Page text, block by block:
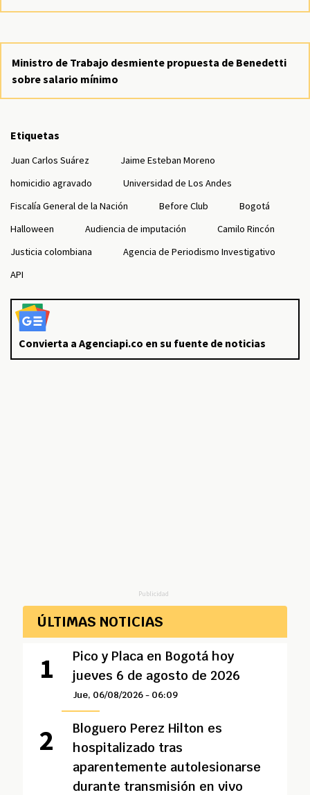
Ministro de Trabajo desmiente propuesta de Benedetti
sobre salario mínimo
Etiquetas
Juan Carlos Suárez
Jaime Esteban Moreno
homicidio agravado
Universidad de Los Andes
Fiscalía General de la Nación
Before Club
Bogotá
Halloween
Audiencia de imputación
Camilo Rincón
Justicia colombiana
Agencia de Periodismo Investigativo
API
Convierta a Agenciapi.co en su fuente de noticias
Publicidad
ÚLTIMAS NOTICIAS
Pico y Placa en Bogotá hoy
jueves 6 de agosto de 2026
Jue, 06/08/2026 - 06:09
Bloguero Perez Hilton es
hospitalizado tras
aparentemente autolesionarse
durante transmisión en vivo